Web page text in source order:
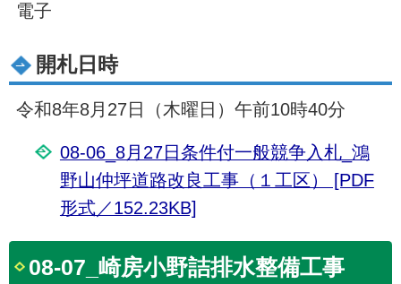
電子
開札日時
令和8年8月27日（木曜日）午前10時40分
08-06_8月27日条件付一般競争入札_鴻
野山仲坪道路改良工事（１工区） [PDF
形式／152.23KB]
08-07_崎房小野詰排水整備工事